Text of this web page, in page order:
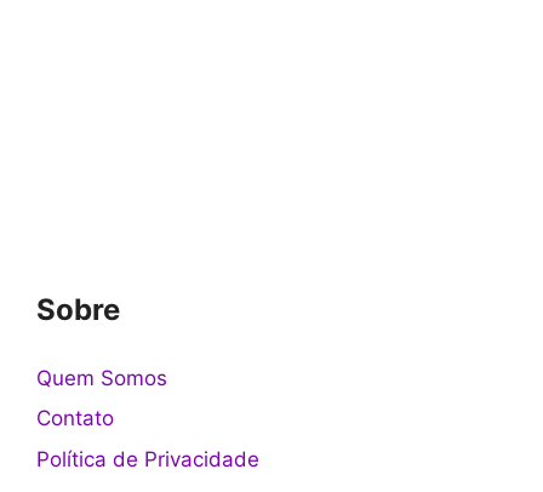
Sobre
Quem Somos
Contato
Política de Privacidade